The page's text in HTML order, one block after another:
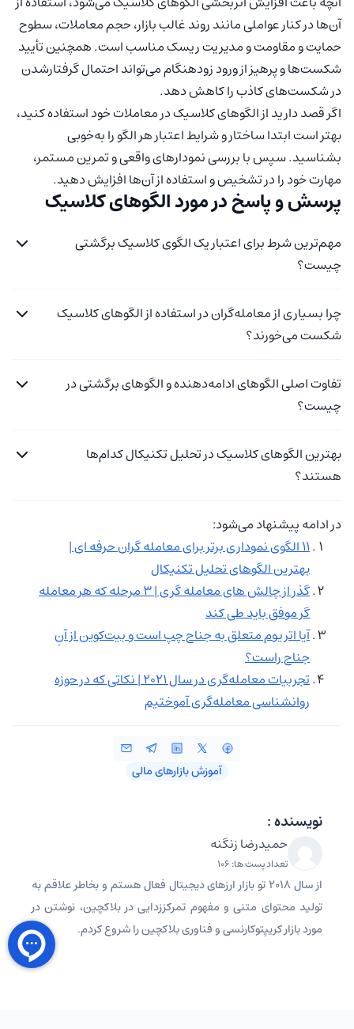
آن‌ها در کنار عواملی مانند روند غالب بازار، حجم معاملات، سطوح
حمایت و مقاومت و مدیریت ریسک مناسب است. همچنین تأیید
شکست‌ها و پرهیز از ورود زودهنگام می‌تواند احتمال گرفتارشدن
در شکست‌های کاذب را کاهش دهد.
اگر قصد دارید از الگوهای کلاسیک در معاملات خود استفاده کنید،
بهتر است ابتدا ساختار و شرایط اعتبار هر الگو را به‌خوبی
بشناسید. سپس با بررسی نمودارهای واقعی و تمرین مستمر،
مهارت خود را در تشخیص و استفاده از آن‌ها افزایش دهید.
پرسش و پاسخ در مورد الگوهای کلاسیک
مهم‌ترین شرط برای اعتبار یک الگوی کلاسیک برگشتی
چیست؟
چرا بسیاری از معامله‌گران در استفاده از الگوهای کلاسیک
شکست می‌خورند؟
تفاوت اصلی الگوهای ادامه‌دهنده و الگوهای برگشتی در
چیست؟
بهترین الگوهای کلاسیک در تحلیل تکنیکال کدام‌ها
هستند؟
در ادامه پیشنهاد می‌شود:
۱۱ الگوی نموداری برتر برای معامله گران حرفه ای |
بهترین الگوهای تحلیل تکنیکال
گذر از چالش های معامله گری | ۳ مرحله که هر معامله
گر موفق باید طی کند
آیا اتریوم متعلق به جناح چپ است و بیت‌کوین از آنِ
جناح راست؟
تجربیات معامله‌گری در سال 2021 | نکاتی که در حوزه
روانشناسی معامله‌گری آموختیم
آموزش بازارهای مالی
نویسنده :
حمیدرضا زنگنه
تعداد پست ها: 106
از سال 2018 تو بازار ارزهای دیجیتال فعال هستم و بخاطر علاقم به
تولید محتوای متنی و مفهوم تمرکززدایی در بلاکچین، نوشتن در
مورد بازار کریپتوکارنسی و فناوری بلاکچین را شروع کردم.